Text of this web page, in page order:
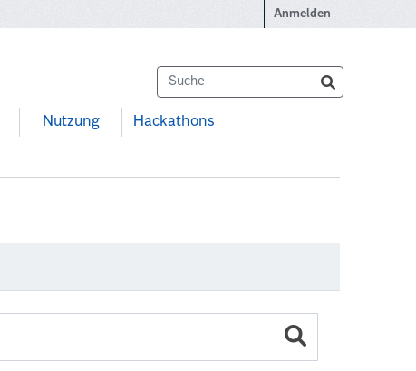
Anmelden
Nutzung Hackathons